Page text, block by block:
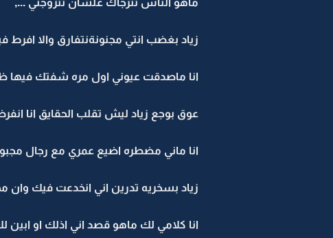
ماهو الناس تترجاك علشان تتزوجني ...,
زياد بغضب انتي مجنونةنتفارق والا افرط
انا ماصدقت عيوني اول مره شفتك فيها
عوق بوجع زياد ليش تقلب الحقايق انا
انا ماني مضطره اضيع عمري مع رجال
زياد بسخريه تدرين اني انخدعت فيك
انا كلامي لك ماهو قصد اني اذلك او